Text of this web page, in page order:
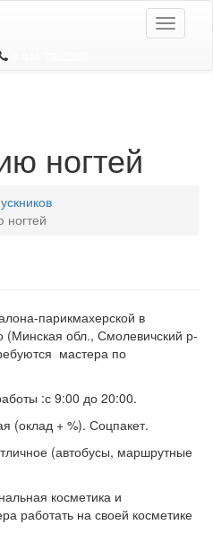
Toggle
ногтей
парикмахерской в
(Минская обл., Смолевичский р-
мастера по
:с 9:00 до 20:00.
(оклад + %). Соцпакет.
(автобусы, маршрутные
косметика и
работать на своей косметике